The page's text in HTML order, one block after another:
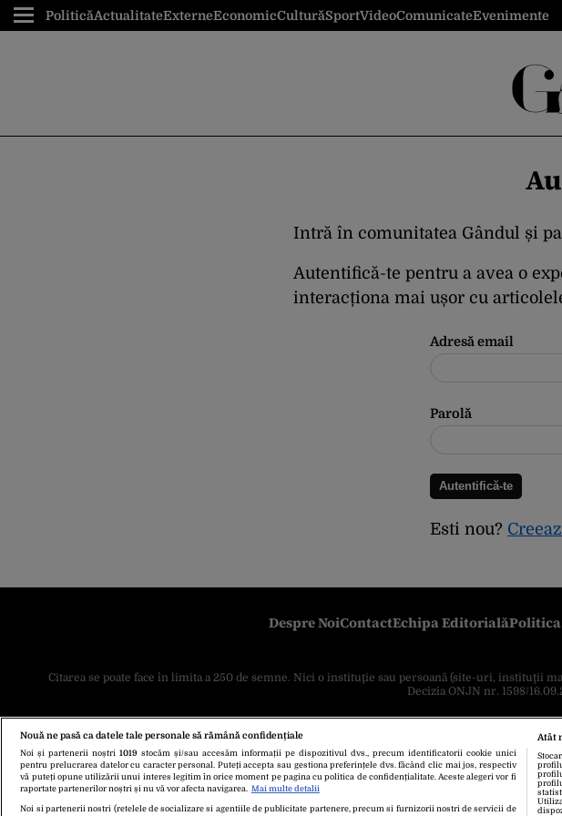
PoliticăActualitateExterneEconomicCulturăSportVideoComunicateEvenimente
Intră în comunitatea Gândul și
Autentifică-te pentru a avea o
interacționa mai ușor cu
Adresă email
Parolă
Esti nou?
Despre NoiContactEchipa EditorialăPolitica
Citarea se poate face în limita a 250 de semne. Nici o instituţie sau persoană (site-uri,
Decizia ONJN nr. 1598/